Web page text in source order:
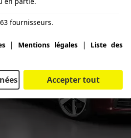
fournisseurs.
| Mentions légales|
Liste des
Accepter tout